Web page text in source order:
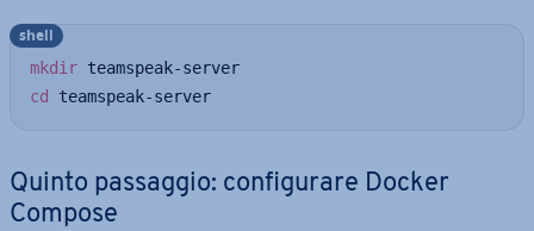
mkdir
cd
teamspeak-server
shell
Quinto passaggio: con­fi­gu­ra­re Docker
Compose